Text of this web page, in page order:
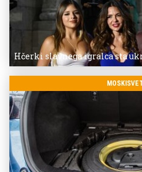
Hčerki slavnega igralca sta